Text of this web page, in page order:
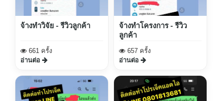
จ้างทำวิจัย - รีวิวลูกค้า
661 ครั้ง
อ่านต่อ
จ้างทำโครงการ - รีวิว
ลูกค้า
657 ครั้ง
อ่านต่อ